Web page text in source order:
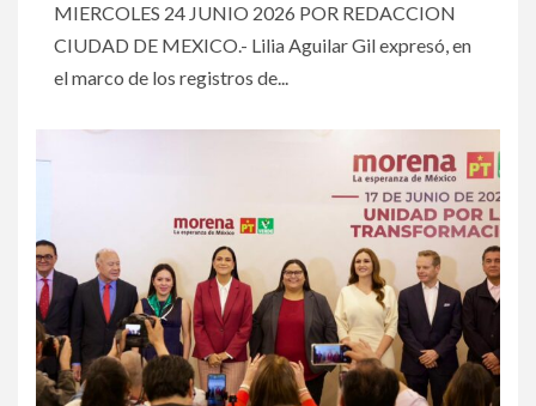
MIERCOLES 24 JUNIO 2026 POR REDACCION
CIUDAD DE MEXICO.- Lilia Aguilar Gil expresó, en
el marco de los registros de...